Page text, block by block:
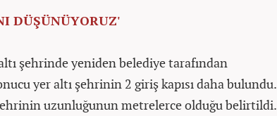
DÜŞÜNÜYORUZ'
şehrinde yeniden belediye tarafından
yer altı şehrinin 2 giriş kapısı daha bulundu.
uzunluğunun metrelerce olduğu belirtildi.